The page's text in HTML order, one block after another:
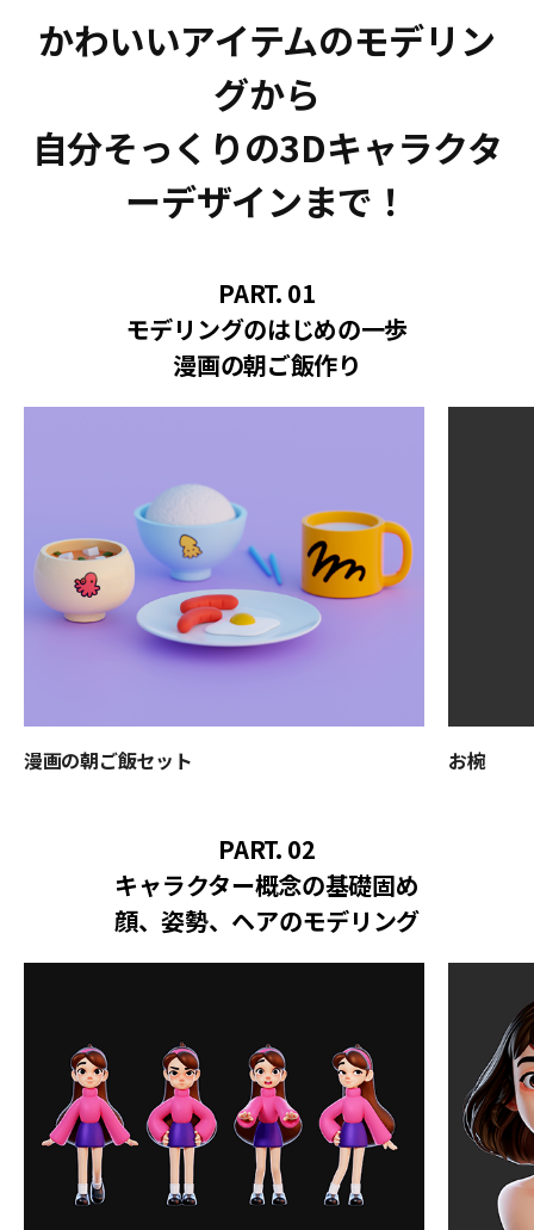
かわいいアイテムのモデリン
グから
自分そっくりの3Dキャラクタ
ーデザインまで！
PART. 01
モデリングのはじめの一歩
漫画の朝ご飯作り
漫画の朝ご飯セット お椀
PART. 02
キャラクター概念の基礎固め
顔、姿勢、ヘアのモデリング